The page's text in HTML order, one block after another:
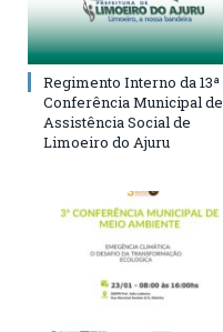
Regimento Interno da 13ª
Conferência Municipal de
Assistência Social de
Limoeiro do Ajuru